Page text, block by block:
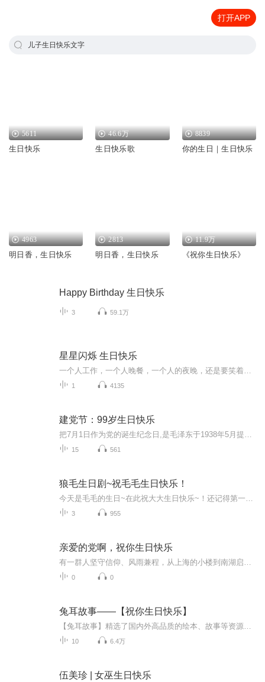
打开APP
儿子生日快乐文字
5611
生日快乐
46.6万
生日快乐歌
8839
你的生日｜生日快乐
4963
明日香，生日快乐
2813
明日香，生日快乐
11.9万
《祝你生日快乐》
Happy Birthday 生日快乐
3 59.1万
星星闪烁 生日快乐
1 4135
建党节：99岁生日快乐
15 561
狼毛生日剧~祝毛毛生日快乐！
3 955
亲爱的党啊，祝你生日快乐
0 0
兔耳故事——【祝你生日快乐】
10 6.4万
伍美珍 | 女巫生日快乐